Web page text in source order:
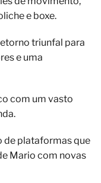
e boxe.
triunfal para
e uma
com um vasto
de plataformas que
Mario com novas